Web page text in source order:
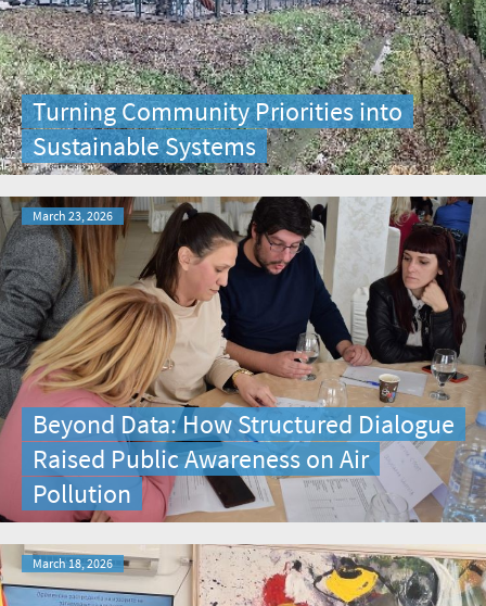
Turning Community Priorities into
Sustainable Systems
March 23, 2026
Beyond Data: How Structured Dialogue
Raised Public Awareness on Air
Pollution
March 18, 2026